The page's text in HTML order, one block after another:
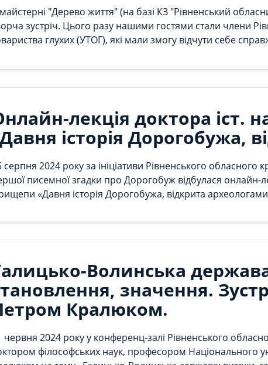
"Дерево життя" (на базі КЗ "Рівненський
зустріч. Цього разу нашими гостями стали члени
глухих (УТОГ), які мали змогу відчути себе
мистецтва. Дякую за довіру!
лекція доктора іст.
історія Дорогобужа,
серпня 2024 року за ініціативи Рівненського
писемної згадки про Дорогобуж відбулася онлайн-
«Давня історія Дорогобужа, відкрита
першими дослідженнями, археологічними
Волинська
значення.
Кралюком.
червня 2024 року у конференц-залі Рівненського
філософських наук, професором Національного